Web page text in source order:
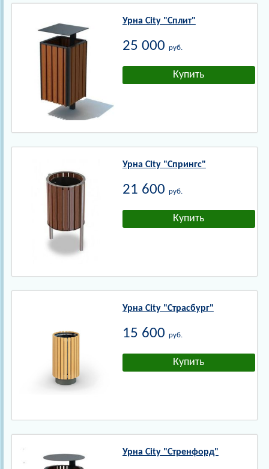
Урна City "Сплит"
25 000 руб.
Урна City "Спрингс"
21 600 руб.
Урна City "Страсбург"
15 600 руб.
Урна City "Стренфорд"